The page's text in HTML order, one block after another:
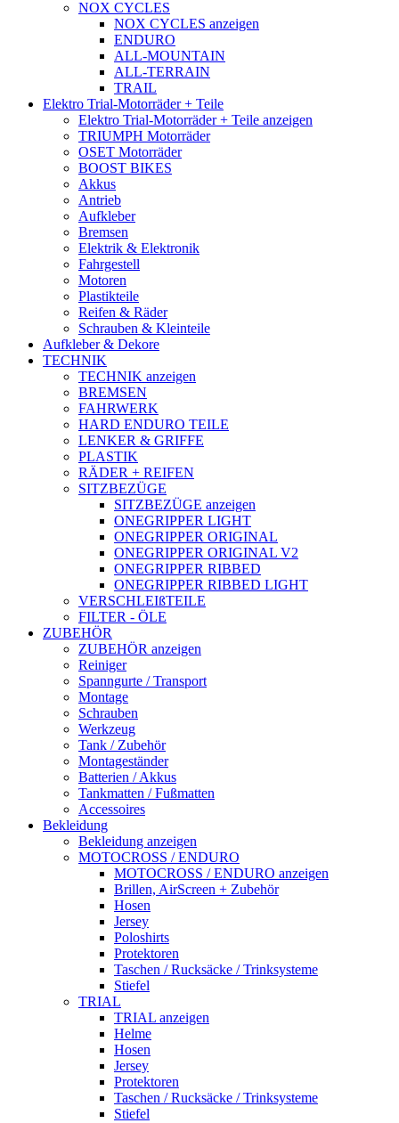
NOX CYCLES
NOX CYCLES anzeigen
ENDURO
ALL-MOUNTAIN
ALL-TERRAIN
TRAIL
Elektro Trial-Motorräder + Teile
Elektro Trial-Motorräder + Teile anzeigen
TRIUMPH Motorräder
OSET Motorräder
BOOST BIKES
Akkus
Antrieb
Aufkleber
Bremsen
Elektrik & Elektronik
Fahrgestell
Motoren
Plastikteile
Reifen & Räder
Schrauben & Kleinteile
Aufkleber & Dekore
TECHNIK
TECHNIK anzeigen
BREMSEN
FAHRWERK
HARD ENDURO TEILE
LENKER & GRIFFE
PLASTIK
RÄDER + REIFEN
SITZBEZÜGE
SITZBEZÜGE anzeigen
ONEGRIPPER LIGHT
ONEGRIPPER ORIGINAL
ONEGRIPPER ORIGINAL V2
ONEGRIPPER RIBBED
ONEGRIPPER RIBBED LIGHT
VERSCHLEIßTEILE
FILTER - ÖLE
ZUBEHÖR
ZUBEHÖR anzeigen
Reiniger
Spanngurte / Transport
Montage
Schrauben
Werkzeug
Tank / Zubehör
Montageständer
Batterien / Akkus
Tankmatten / Fußmatten
Accessoires
Bekleidung
Bekleidung anzeigen
MOTOCROSS / ENDURO
MOTOCROSS / ENDURO anzeigen
Brillen, AirScreen + Zubehör
Hosen
Jersey
Poloshirts
Protektoren
Taschen / Rucksäcke / Trinksysteme
Stiefel
TRIAL
TRIAL anzeigen
Helme
Hosen
Jersey
Protektoren
Taschen / Rucksäcke / Trinksysteme
Stiefel